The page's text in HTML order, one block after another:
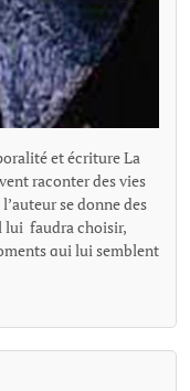
une thématique de la Résistance ou une chronologie émotionnelle diffuse les relie subtilement. Et dans l'autofiction : Annie Ernaux, dans certains livres comme Les Années, mélange écriture fragmentaire et ellipses temporelles très marquées avec une chronologie historique quand même lisible. Notons égalment que l'écriture fragmentaire peut aussi se marquer, non par l'absence de repère mais par une proportion texte/totalité. Raconter une existence humaine en quelques paragraphes séparés, même avec quelques indications, procède du fragment. Trop de choses manquent pour que la perception de la discontinuité, du vide, ne prime pas sur celle d'une totalité. On peut placer dans cette catégorie le livre «Roland Barthes par Roland Barthes », une biographie que l'auteur veiut "éclatée" en chapitres comment autant de fragments de vie avec comme incipit, par exemple : Au moment du premier cri… Au tableau noir… La première fois qu…. A trente ans… La dernière fois qu… A son dernier instant… Les repères temporels sont là, mais la chronologie complète s'estompe au profit d'instantanés qui, certes renvoie à l'idée de biographie, mais celle-ci, largement absente, ne peut qu'être très partiellement reconstituée. Beaucoup de textes ne sont pas fragmentés au sens de complètement décousus et composés de morceaux sans liens explicites, mais la façon de raconter par de menus éléments, des micro scènes pour évoquer un temps très long, laissant tout le reste dans l'ombre sont tellement concentrés, condensés qu'ils donnent une impression de fragmentation malgré les ellipses et repères. Exemple d' écriture ellpitique, concentrée jusqu'au fragmentaire et pourtant très évocatrice : "À dix-huit ans, Pierre quitta la maison campagnarde où il était né. Au moment précis où il s’en alla, sa vieille mère infirme était dans Ie lit de la chambre bleue dans laquelle il y avait le daguerréotype de son père, des plumes de paon dans un vase, et une pendule représentant Paul et Virginie, et qui indiquait trois heures. Dans la cour, sous le figuier, son grand-père se reposait. Dans le jardin, il y avait sa fiancée, des roses et des poiriers luisants. Pierre alla gagner sa vie, dans un pays où il y avait des nègres, des perroquets, des caoutchoucs, de la mélasse, des fièvres et des serpents. Il y demeura trente ans. Au moment précis où il revint dans la maison campagnarde où il était né, la chambre bleue était devenue blanche, sa mère reposait au sein de Dieu, Ie portrait de son père n’était plus là, et les plumes du paon et le vase avaient disparu. Un objet quelconque remplaçait la pendule. Dans la cour, sous le figuier où son défunt grand-père se reposa, il y avait des écuelles cassées et une pauvre poule malade. Dans le jardin de roses et de poiriers luisants où fut sa fiancée, iI y avait une vieille dame. L’histoire ne dit pas qui elle était." Francis Jammes, Le Roman du lièvre (1922) Fragmentation, continuité... modernité ? Au-delà du constat et de la nécessaire définition des termes, le choix de la fragmentation, par opposition à la continuité et sa construction, est une manière de se positionner par rapport à des questionnements de notre époque. La pratique du fragment correspond à un désir de coller ou d'exprimer sa dimension nettement discontinue, fragmentée, mais aussi, plus largement, de se placer dans u